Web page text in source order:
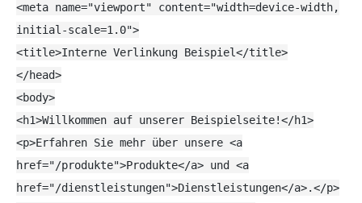
<meta name="viewport" content="width=device-width,
initial-scale=1.0">
<title>Interne Verlinkung Beispiel</title>
</head>
<body>
<h1>Willkommen auf unserer Beispielseite!</h1>
<p>Erfahren Sie mehr über unsere <a
href="/produkte">Produkte</a> und <a
href="/dienstleistungen">Dienstleistungen</a>.</p>